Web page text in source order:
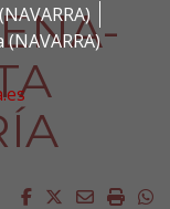
Facebook
Twitter
Email